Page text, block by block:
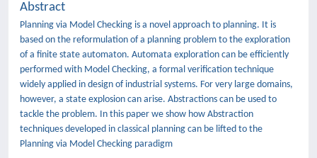
Abstract
Planning via Model Checking is a novel approach to planning. It is
based on the reformulation of a planning problem to the exploration
of a finite state automaton. Automata exploration can be efficiently
performed with Model Checking, a formal verification technique
widely applied in design of industrial systems. For very large domains,
however, a state explosion can arise. Abstractions can be used to
tackle the problem. In this paper we show how Abstraction
techniques developed in classical planning can be lifted to the
Planning via Model Checking paradigm